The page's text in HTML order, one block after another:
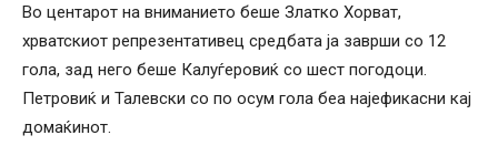
Во центарот на вниманието беше Златко Хорват,
хрватскиот репрезентативец средбата ја заврши со 12
гола, зад него беше Калуѓеровиќ со шест погодоци.
Петровиќ и Талевски со по осум гола беа најефикасни кај
домаќинот.